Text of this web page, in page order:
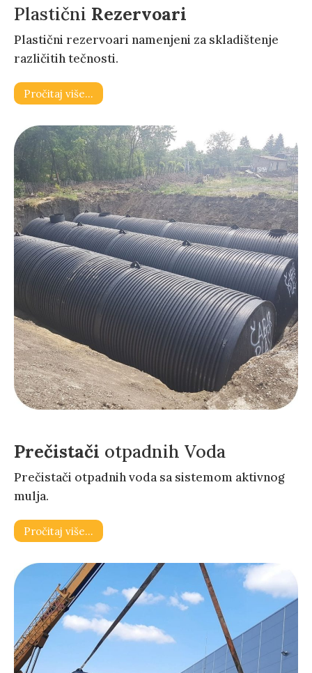
Plastični Rezervoari
Plastični rezervoari namenjeni za skladištenje
različitih tečnosti.
Pročitaj više…
Prečistači otpadnih Voda
Prečistači otpadnih voda sa sistemom aktivnog
mulja.
Pročitaj više…